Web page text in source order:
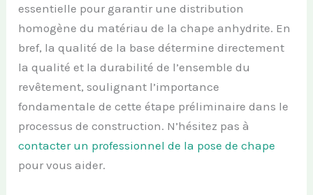
essentielle pour garantir une distribution
homogène du matériau de la chape anhydrite. En
bref, la qualité de la base détermine directement
la qualité et la durabilité de l’ensemble du
revêtement, soulignant l’importance
fondamentale de cette étape préliminaire dans le
processus de construction. N’hésitez pas à
contacter un professionnel de la pose de chape
pour vous aider.